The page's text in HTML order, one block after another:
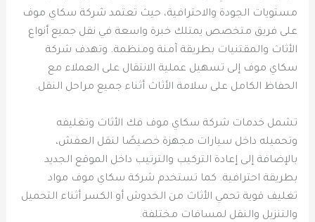
مستويات الجودة والاحترافية، حيث تعتمد شركة سكاي موف
على فريق متخصص يمتلك خبرة واسعة في نقل جميع أنواع
الأثاث والمقتنيات بطريقة آمنة ومنظمة. وتهدف شركة
سكاي موف إلى تسهيل عملية الانتقال على العملاء مع
الحفاظ الكامل على سلامة الأثاث أثناء جميع مراحل النقل.
تشمل خدمات شركة سكاي موف فك الأثاث وتغليفه
وتحميله داخل سيارات مجهزة خصيصًا لنقل العفش،
بالإضافة إلى إعادة التركيب والترتيب داخل الموقع الجديد
بطريقة احترافية. كما تستخدم شركة سكاي موف مواد
تغليف قوية تحمي الأثاث من الخدوش أو الكسر أثناء التحميل
والتنزيل والنقل لمسافات مختلفة.